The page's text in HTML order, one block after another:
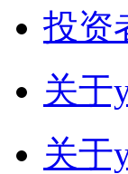
投资
关于
关于